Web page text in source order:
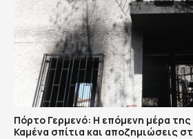
Πόρτο Γερμενό: Η επόμενη μέρα
Καμένα σπίτια και αποζημιώσεις